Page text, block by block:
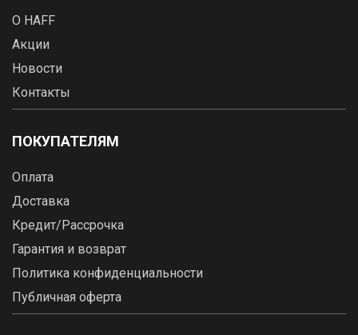
О HAFF
Акции
Новости
Контакты
ПОКУПАТЕЛЯМ
Оплата
Доставка
Кредит/Рассрочка
Гарантия и возврат
Политика конфиденциальности
Публичная оферта